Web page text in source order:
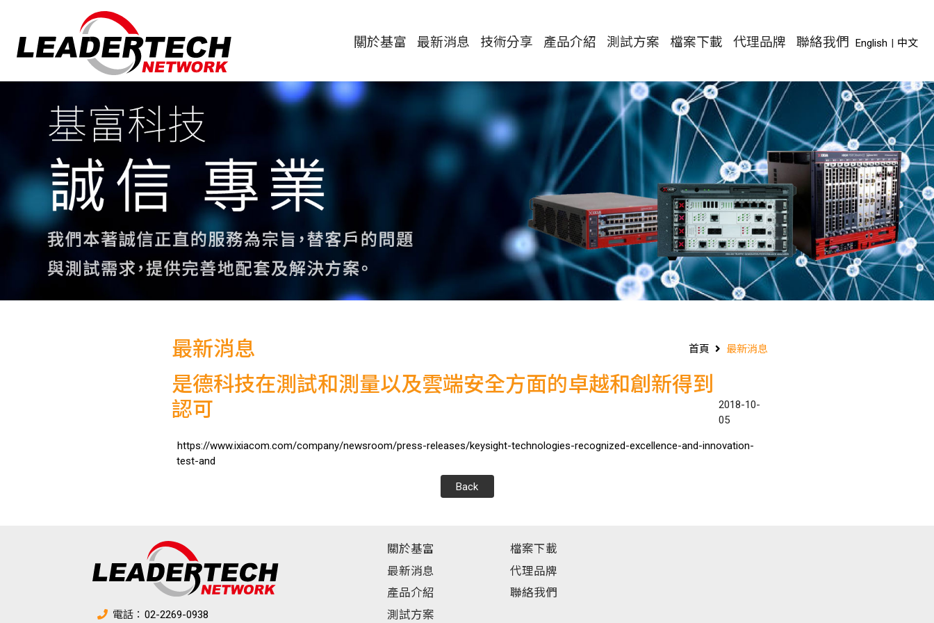
關於基富 最新消息 技術分享 產品介紹 測試方案 檔案下載 代理品牌 聯絡我們 English | 中文
最新消息 首頁 最新消息
是德科技在測試和測量以及雲端安全方面的卓越和創新得到
認可
2018-10-
05
https://www.ixiacom.com/company/newsroom/press-releases/keysight-technologies-recognized-excellence-and-innovation-
test-and
Back
電話： 02-2269-0938
關於基富
最新消息
產品介紹
測試方案
檔案下載
代理品牌
聯絡我們